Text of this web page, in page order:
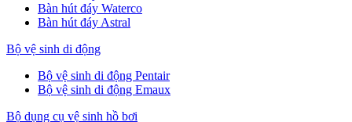
Bàn hút đáy Waterco
Bàn hút đáy Astral
Bộ vệ sinh di động
Bộ vệ sinh di động Pentair
Bộ vệ sinh di động Emaux
Bộ dụng cụ vệ sinh hồ bơi